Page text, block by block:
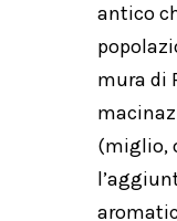
antico
mura di
(miglio,